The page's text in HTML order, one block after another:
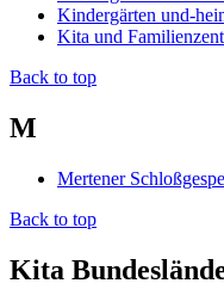
Kindergärten und-
Kita und
Back to top
M
Mertener
Back to top
Kita